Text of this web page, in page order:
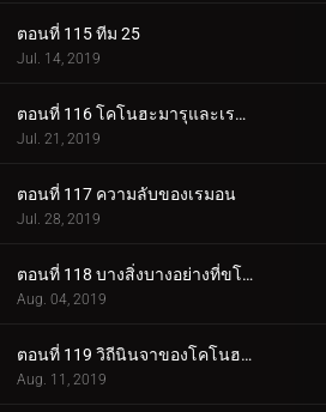
ตอนที่ 115 ทีม 25
Jul. 14, 2019
ตอนที่ 116 โคโนฮะมารุและเรมอน
Jul. 21, 2019
ตอนที่ 117 ความลับของเรมอน
Jul. 28, 2019
ตอนที่ 118 บางสิ่งบางอย่างที่ขโมยความทรงจำ
Aug. 04, 2019
ตอนที่ 119 วิถีนินจาของโคโนฮะมารุ
Aug. 11, 2019